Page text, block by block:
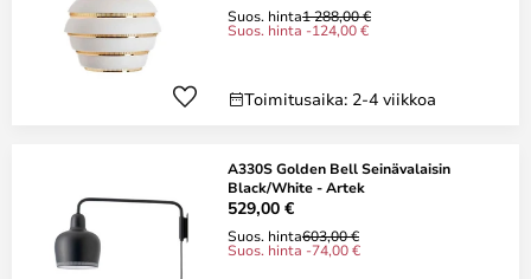
Suos. hinta1 288,00 €
Suos. hinta -124,00 €
Toimitusaika: 2-4 viikkoa
A330S Golden Bell Seinävalaisin
Black/White - Artek
529,00 €
Suos. hinta603,00 €
Suos. hinta -74,00 €